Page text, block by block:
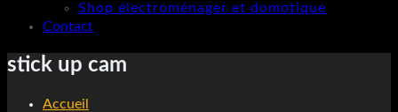
Shop électroménager et domotique
Contact
stick up cam
Accueil